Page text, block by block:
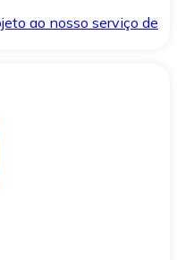
ao nosso serviço de